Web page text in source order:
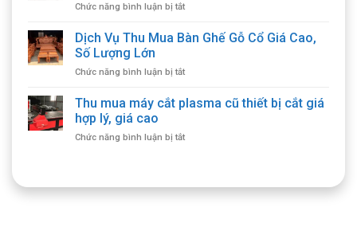
Cổ
Cao
Cam
Chất
Chức năng bình luận bị tắtở
Mua
Cổ
Cao,
Tận
Dịch Vụ Thu Mua Bàn Ghế Gỗ Cổ Giá Cao,
Số Lượng Lớn
Chức năng bình luận bị tắtở
Vụ
Bàn
Thu mua máy cắt plasma cũ thiết bị cắt giá
hợp lý, giá cao
Chức năng bình luận bị tắtở